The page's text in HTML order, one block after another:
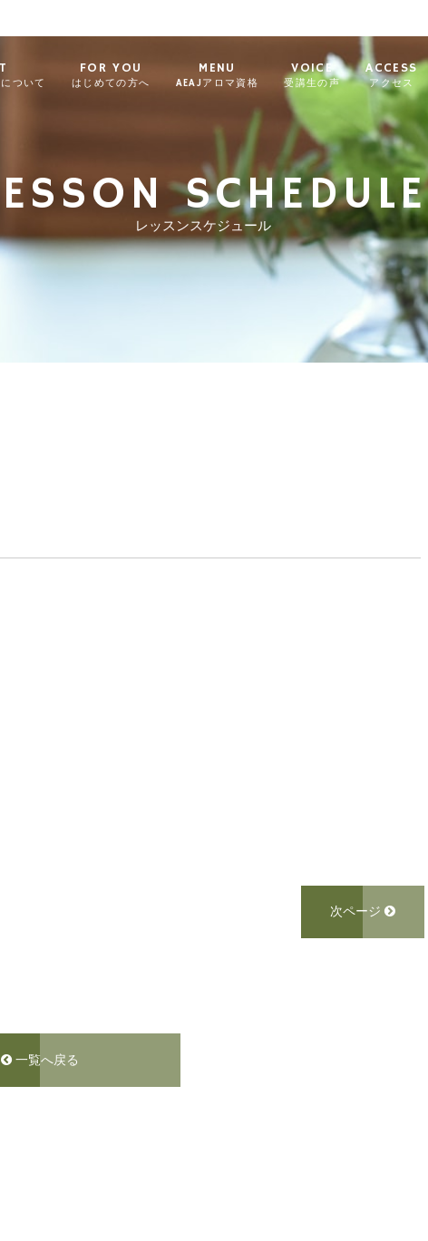
ついて
FOR YOU
はじめての方へ
MENU
AEAJアロマ資格
VOICE
受講生の声
ACCESS
アクセス
SCHEDULE
レッスンスケジュール
次ページ
一覧へ戻る